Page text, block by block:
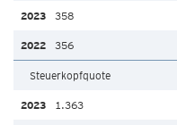
358
356
Steuerkopfquote
1.363